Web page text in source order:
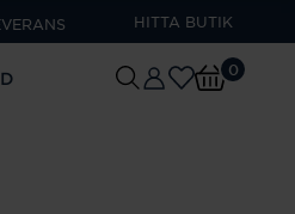
HITTA BUTIK
0